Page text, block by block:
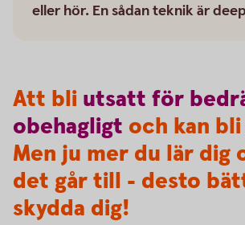
eller hör. En sådan teknik är
Att bli utsatt för
obehagligt och kan
Men ju mer du lär dig
det går till - desto
skydda dig!